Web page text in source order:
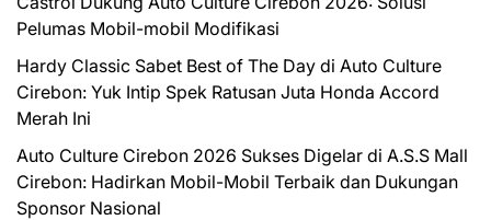
Pelumas Mobil-mobil Modifikasi
Hardy Classic Sabet Best of The Day di Auto Culture
Cirebon: Yuk Intip Spek Ratusan Juta Honda Accord
Merah Ini
Auto Culture Cirebon 2026 Sukses Digelar di A.S.S Mall
Cirebon: Hadirkan Mobil-Mobil Terbaik dan Dukungan
Sponsor Nasional